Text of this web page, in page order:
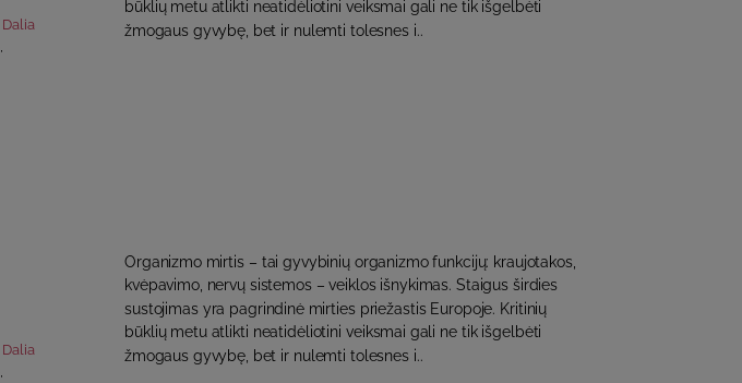
Dalia
būklių metu atlikti neatidėliotini veiksmai gali ne tik išgelbėti
žmogaus gyvybę, bet ir nulemti tolesnes i..
Dalia
Organizmo mirtis – tai gyvybinių organizmo funkcijų: kraujotakos,
kvėpavimo, nervų sistemos – veiklos išnykimas. Staigus širdies
sustojimas yra pagrindinė mirties priežastis Europoje. Kritinių
būklių metu atlikti neatidėliotini veiksmai gali ne tik išgelbėti
žmogaus gyvybę, bet ir nulemti tolesnes i..